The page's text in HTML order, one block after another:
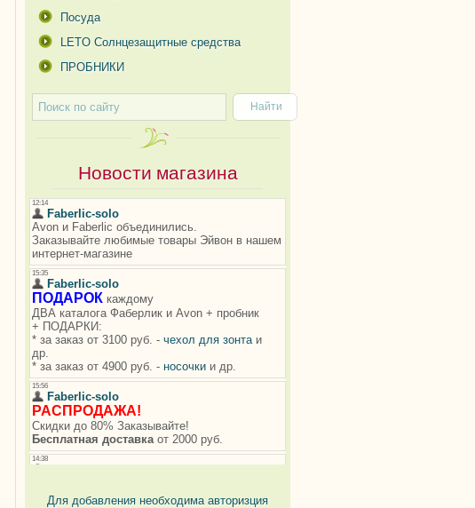
Посуда
LETO Солнцезащитные средства
ПРОБНИКИ
Новости магазина
Для добавления необходима авторизция